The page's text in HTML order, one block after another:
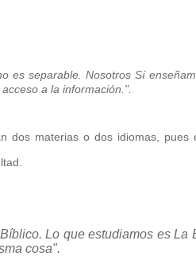
es separable. Nosotros Sí
a la información.".
dos materias o dos idiomas, pues
Lo que estudiamos es La
cosa".